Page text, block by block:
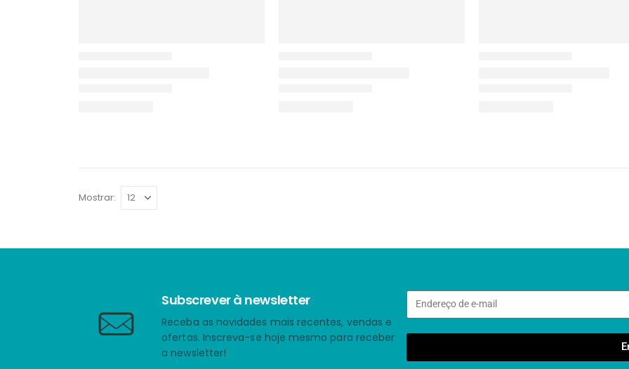
Mostrar:
Subscrever à newsletter
Receba as novidades mais recentes, vendas e
ofertas. Inscreva-se hoje mesmo para receber
a newsletter!